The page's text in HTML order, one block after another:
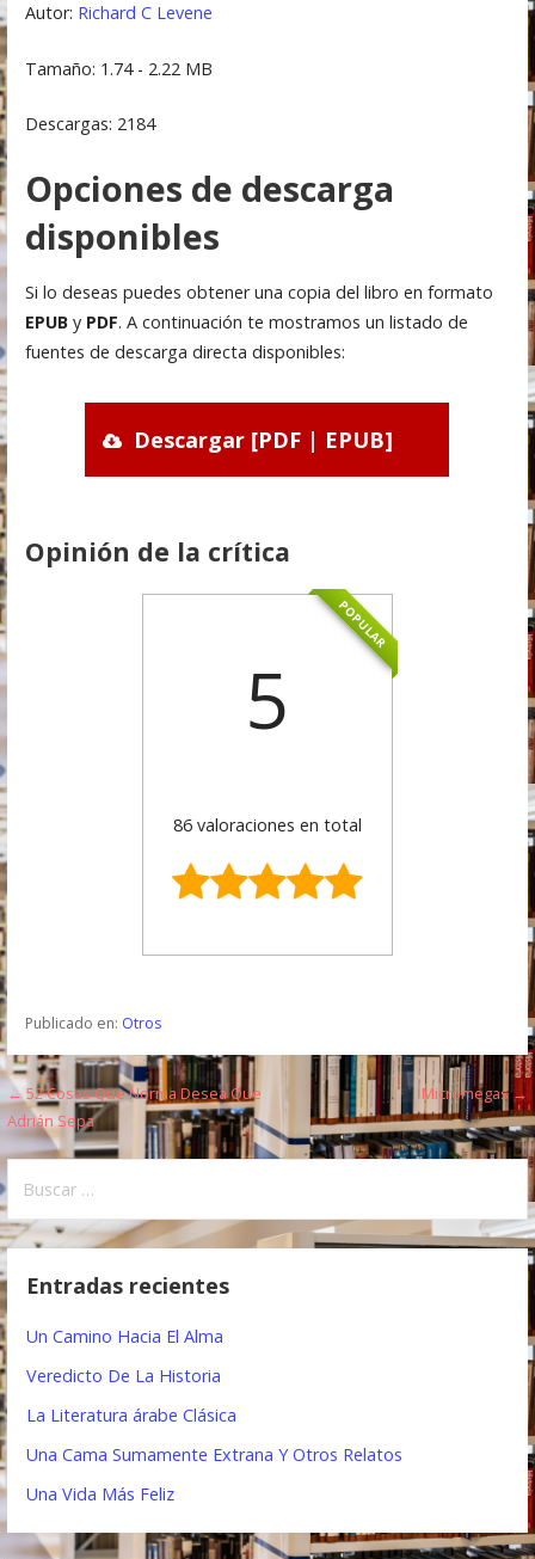
Autor: Richard C Levene
Tamaño: 1.74 - 2.22 MB
Descargas: 2184
Opciones de descarga
disponibles
Si lo deseas puedes obtener una copia del libro en formato
EPUBy PDF. A continuación te mostramos un listado de
fuentes de descarga directa disponibles:
Descargar [PDF | EPUB]
Opinión de la crítica
POPULAR
5
86 valoraciones en total
Publicado en: Otros
N
a
v
e
a
ó
n
d
← 52 Cosas Que Norma Desea Que
Adrián Sepa
Micromegas →
s
Entradas recientes
Un Camino Hacia El Alma
Veredicto De La Historia
La Literatura árabe Clásica
Una Cama Sumamente Extrana Y Otros Relatos
Una Vida Más Feliz